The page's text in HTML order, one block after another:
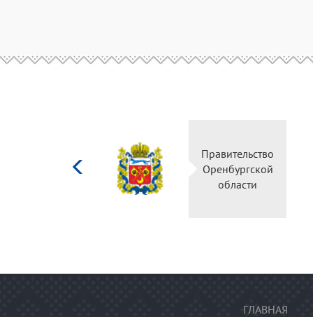
культуры
Российской
Правительство
Оренбургской
области
ГЛАВНАЯ